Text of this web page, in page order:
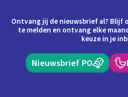
Ontvang jij de nieuwsbrief al? Blijf
te melden en ontvang elke
keuze in je
Nieuwsbrief PO